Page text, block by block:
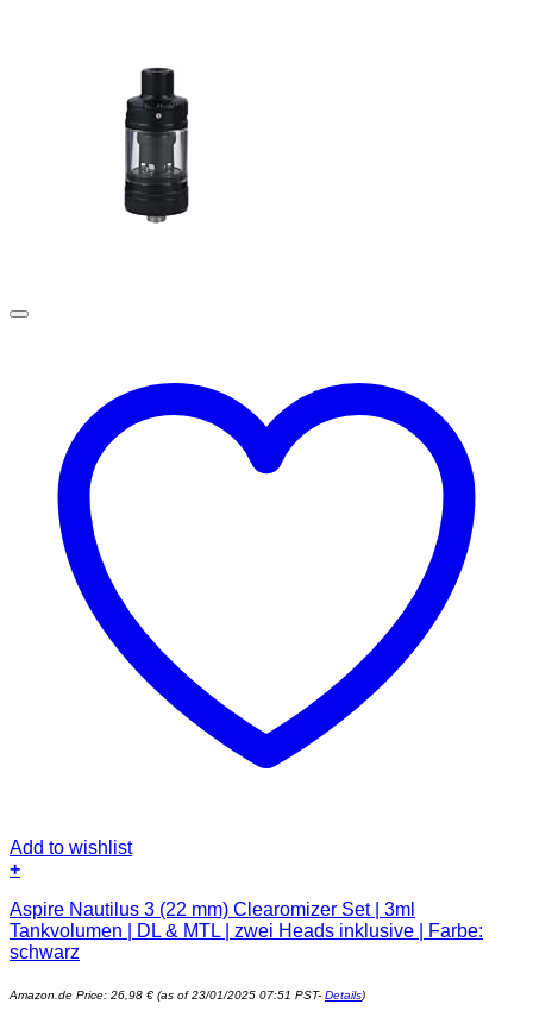
Add to wishlist
+
Aspire Nautilus 3 (22 mm) Clearomizer Set | 3ml
Tankvolumen | DL & MTL | zwei Heads inklusive | Farbe:
schwarz
Amazon.de Price: 26,98 € (as of 23/01/2025 07:51 PST- Details)